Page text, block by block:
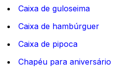
Caixa de guloseima
Caixa de hambúrguer
Caixa de pipoca
Chapéu para aniversário